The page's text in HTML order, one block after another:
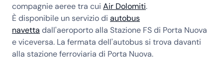
compagnie aeree tra cui Air Dolomiti.
È disponibile un servizio di autobus
navetta dall'aeroporto alla Stazione FS di Porta Nuova
e viceversa. La fermata dell'autobus si trova davanti
alla stazione ferroviaria di Porta Nuova.